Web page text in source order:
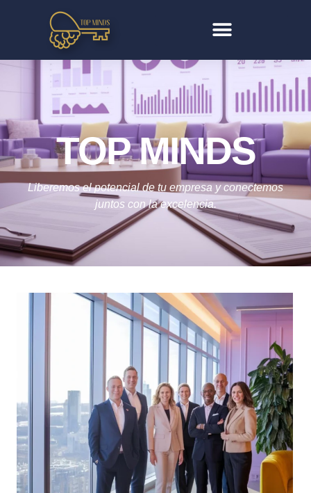
TOP MINDS
Liberemos el potencial de tu empresa y conectemos
juntos con la excelencia.